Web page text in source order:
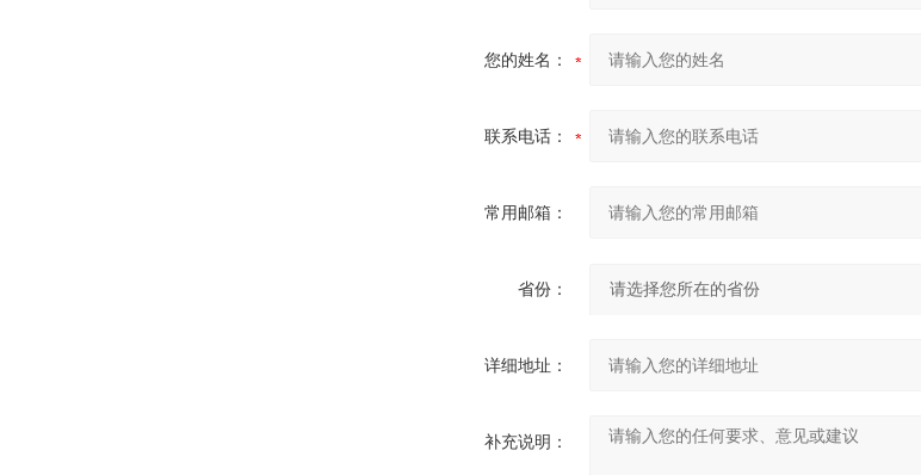
您的姓名：
联系电话：
常用邮箱：
省份：
详细地址：
补充说明：